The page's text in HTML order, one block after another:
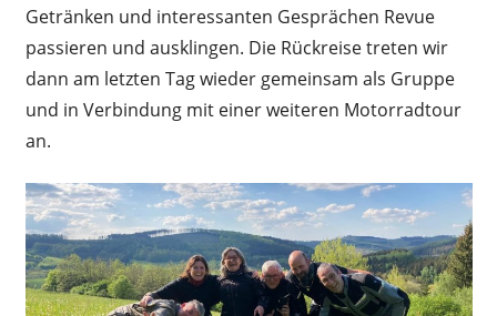
Getränken und interessanten Gesprächen Revue
passieren und ausklingen. Die Rückreise treten wir
dann am letzten Tag wieder gemeinsam als Gruppe
und in Verbindung mit einer weiteren Motorradtour
an.